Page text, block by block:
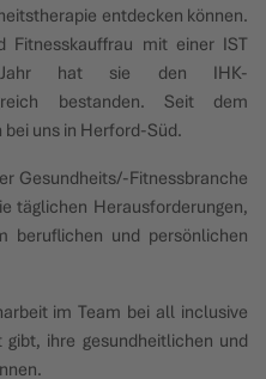
entdecken können.
Fitnesskauffrau mit einer IST
Jahr hat sie den IHK-
bestanden. Seit dem
uns in Herford-Süd.
Gesundheits/-Fitnessbranche
täglichen Herausforderungen,
beruflichen und persönlichen
im Team bei all inclusive
ihre gesundheitlichen und